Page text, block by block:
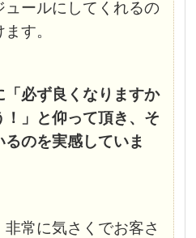
ールにしてくれるの
す。
必ず良くなりますか
！」と仰って頂き、そ
のを実感していま
常に気さくでお客さ